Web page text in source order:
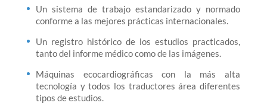
Un sistema de trabajo estandarizado y normado
conforme a las mejores prácticas internacionales.
Un registro histórico de los estudios practicados,
tanto del informe médico como de las imágenes.
Máquinas ecocardiográficas con la más alta
tecnología y todos los traductores área diferentes
tipos de estudios.